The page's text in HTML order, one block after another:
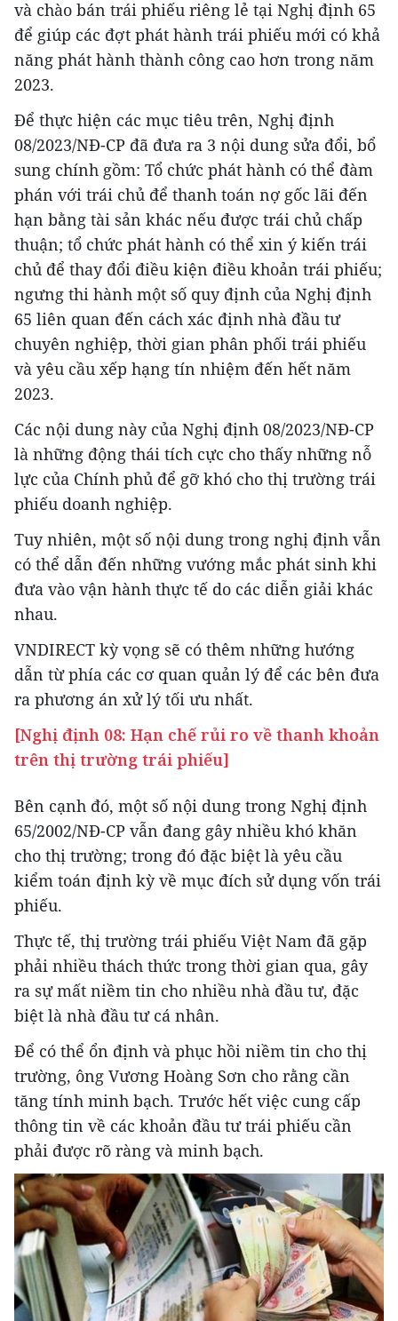
và chào bán trái phiếu riêng lẻ tại Nghị định 65
để giúp các đợt phát hành trái phiếu mới có khả
năng phát hành thành công cao hơn trong năm
2023.
Để thực hiện các mục tiêu trên, Nghị định
08/2023/NĐ-CP đã đưa ra 3 nội dung sửa đổi, bổ
sung chính gồm: Tổ chức phát hành có thể đàm
phán với trái chủ để thanh toán nợ gốc lãi đến
hạn bằng tài sản khác nếu được trái chủ chấp
thuận; tổ chức phát hành có thể xin ý kiến trái
chủ để thay đổi điều kiện điều khoản trái phiếu;
ngưng thi hành một số quy định của Nghị định
65 liên quan đến cách xác định nhà đầu tư
chuyên nghiệp, thời gian phân phối trái phiếu
và yêu cầu xếp hạng tín nhiệm đến hết năm
2023.
Các nội dung này của Nghị định 08/2023/NĐ-CP
là những động thái tích cực cho thấy những nỗ
lực của Chính phủ để gỡ khó cho thị trường trái
phiếu doanh nghiệp.
Tuy nhiên, một số nội dung trong nghị định vẫn
có thể dẫn đến những vướng mắc phát sinh khi
đưa vào vận hành thực tế do các diễn giải khác
nhau.
VNDIRECT kỳ vọng sẽ có thêm những hướng
dẫn từ phía các cơ quan quản lý để các bên đưa
ra phương án xử lý tối ưu nhất.
[Nghị định 08: Hạn chế rủi ro về thanh khoản
trên thị trường trái phiếu]
Bên cạnh đó, một số nội dung trong Nghị định
65/2002/NĐ-CP vẫn đang gây nhiều khó khăn
cho thị trường; trong đó đặc biệt là yêu cầu
kiểm toán định kỳ về mục đích sử dụng vốn trái
phiếu.
Thực tế, thị trường trái phiếu Việt Nam đã gặp
phải nhiều thách thức trong thời gian qua, gây
ra sự mất niềm tin cho nhiều nhà đầu tư, đặc
biệt là nhà đầu tư cá nhân.
Để có thể ổn định và phục hồi niềm tin cho thị
trường, ông Vương Hoàng Sơn cho rằng cần
tăng tính minh bạch. Trước hết việc cung cấp
thông tin về các khoản đầu tư trái phiếu cần
phải được rõ ràng và minh bạch.